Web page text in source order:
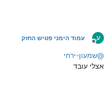
ע
מנותק
עמוד הימני פטיש החזק
@שמעון-ירחי
אצלי עובד